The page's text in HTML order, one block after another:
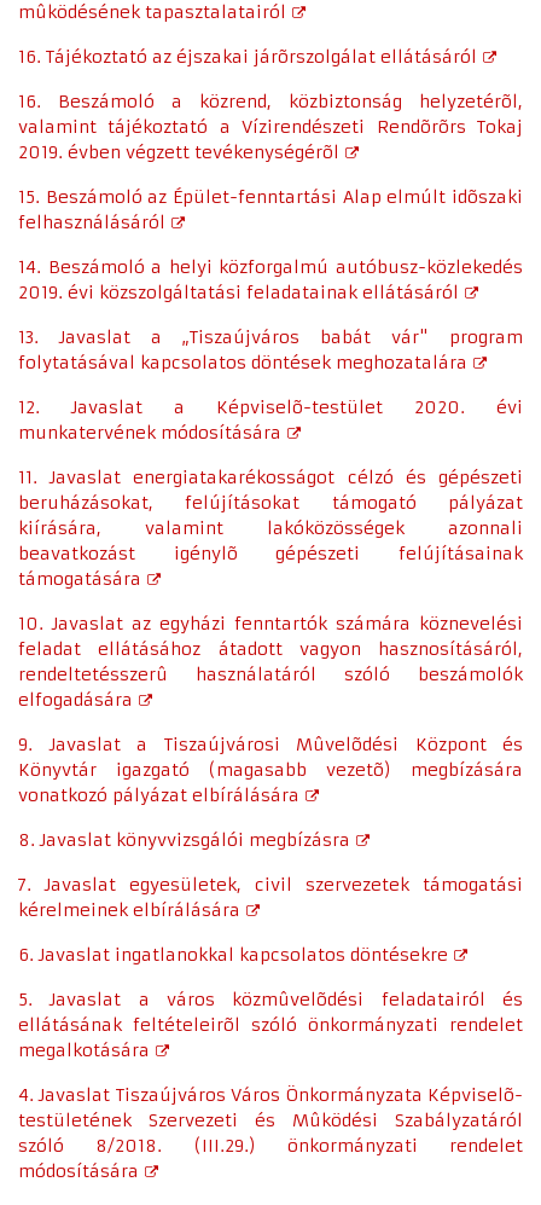
mûködésének tapasztalatairól
16. Tájékoztató az éjszakai járõrszolgálat ellátásáról
16. Beszámoló a közrend, közbiztonság helyzetérõl,
valamint tájékoztató a Vízirendészeti Rendõrõrs Tokaj
2019. évben végzett tevékenységérõl
15. Beszámoló az Épület-fenntartási Alap elmúlt idõszaki
felhasználásáról
14. Beszámoló a helyi közforgalmú autóbusz-közlekedés
2019. évi közszolgáltatási feladatainak ellátásáról
13. Javaslat a „Tiszaújváros babát vár" program
folytatásával kapcsolatos döntések meghozatalára
12. Javaslat a Képviselõ-testület 2020. évi
munkatervének módosítására
11. Javaslat energiatakarékosságot célzó és gépészeti
beruházásokat, felújításokat támogató pályázat
kiírására, valamint lakóközösségek azonnali
beavatkozást igénylõ gépészeti felújításainak
támogatására
10. Javaslat az egyházi fenntartók számára köznevelési
feladat ellátásához átadott vagyon hasznosításáról,
rendeltetésszerû használatáról szóló beszámolók
elfogadására
9. Javaslat a Tiszaújvárosi Mûvelõdési Központ és
Könyvtár igazgató (magasabb vezetõ) megbízására
vonatkozó pályázat elbírálására
8. Javaslat könyvvizsgálói megbízásra
7. Javaslat egyesületek, civil szervezetek támogatási
kérelmeinek elbírálására
6. Javaslat ingatlanokkal kapcsolatos döntésekre
5. Javaslat a város közmûvelõdési feladatairól és
ellátásának feltételeirõl szóló önkormányzati rendelet
megalkotására
4. Javaslat Tiszaújváros Város Önkormányzata Képviselõ-
testületének Szervezeti és Mûködési Szabályzatáról
szóló 8/2018. (III.29.) önkormányzati rendelet
módosítására